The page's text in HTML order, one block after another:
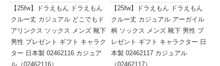
【25fw】ドラえもん ドラえもん
クルー丈 カジュアル どこでもド
アリンクス ソックス メンズ 靴下
男性 プレゼント ギフト キャラク
ター 日本製 02462116 カジュア
ル（02462116）
【25fw】ドラえもん ドラえもん
クルー丈 カジュアル アーガイル
柄 ソックス メンズ 靴下 男性 プ
レゼント ギフト キャラクター 日
本製 02462117 カジュアル
（02462117）